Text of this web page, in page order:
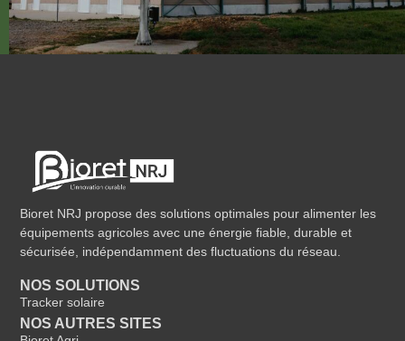
Bioret NRJ propose des solutions optimales pour alimenter les
équipements agricoles avec une énergie fiable, durable et
sécurisée, indépendamment des fluctuations du réseau.
NOS SOLUTIONS
Tracker solaire
NOS AUTRES SITES